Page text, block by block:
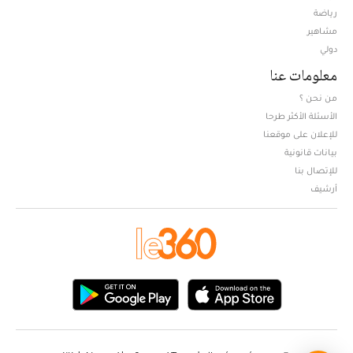
رياضة
مشاهير
دولي
معلومات عنا
من نحن ؟
الأسئلة الأكثر طرحا
للإعلان على موقعنا
بيانات قانونية
للإتصال بنا
أرشيف